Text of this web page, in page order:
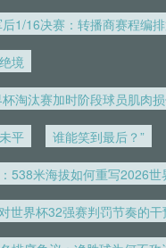
回放
马来西亚羽毛球大师赛女单
口茜vs韩悦 全场录像回放
放
烟台黄渤海新区鑫海中天vs
全场录像
境
平 谁能笑到最后？”